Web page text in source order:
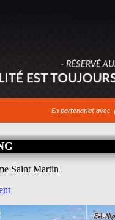
En partenariat avec